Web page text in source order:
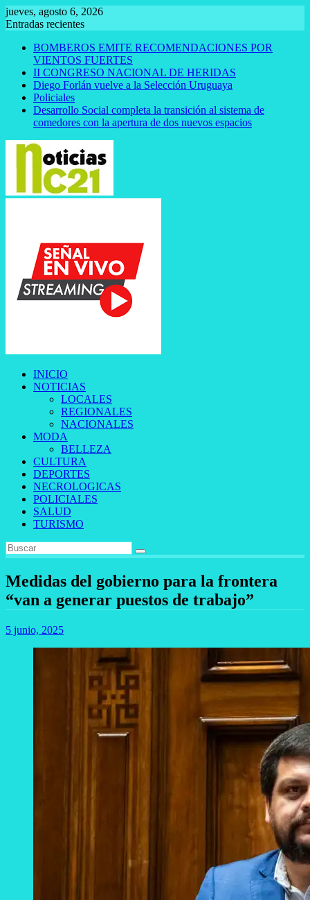
Saltar
al
jueves, agosto 6, 2026
Entradas recientes
BOMBEROS EMITE RECOMENDACIONES POR
VIENTOS FUERTES
II CONGRESO NACIONAL DE HERIDAS
Diego Forlán vuelve a la Selección Uruguaya
Policiales
Desarrollo Social completa la transición al sistema de
comedores con la apertura de dos nuevos espacios
INICIO
NOTICIAS
LOCALES
REGIONALES
NACIONALES
MODA
BELLEZA
CULTURA
DEPORTES
NECROLOGICAS
POLICIALES
SALUD
TURISMO
Medidas del gobierno para la frontera
“van a generar puestos de trabajo”
5 junio, 2025